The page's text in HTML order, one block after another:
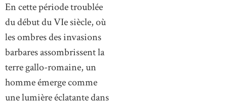
En cette période troublée
du début du VIe siècle, où
les ombres des invasions
barbares assombrissent la
terre gallo-romaine, un
homme émerge comme
une lumière éclatante dans